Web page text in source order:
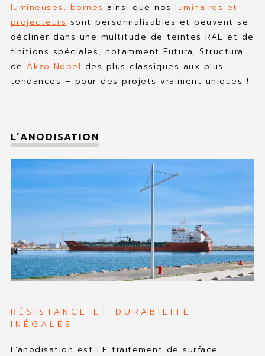
lumineuses, bornes ainsi que nosluminaires et
projecteurs sont personnalisables et peuvent se
décliner dans une multitude de teintes RAL et de
finitions spéciales, notamment Futura, Structura
deAkzo Nobel des plus classiques aux plus
tendances – pour des projets vraiment uniques !
L’ANODISATION
RÉSISTANCE ET DURABILITÉ
INÉGALÉE
L’anodisation est LE traitement de surface